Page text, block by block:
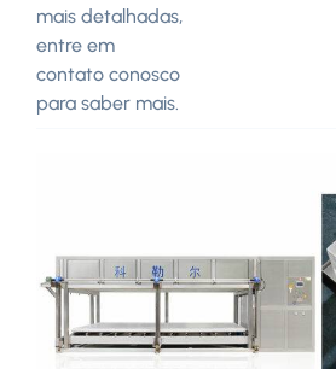
mais detalhadas,
entre em
contato conosco
para saber mais.